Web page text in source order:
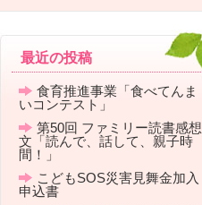
最近の投稿
食育推進事業「食べてんま
いコンテスト」
第50回 ファミリー読書感想
文「読んで、話して、親子時
間！」
こどもSOS災害見舞金加入
申込書